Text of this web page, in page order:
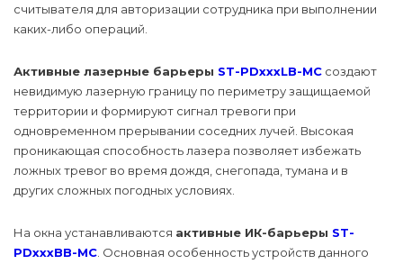
считывателя для авторизации сотрудника при выполнении
каких-либо операций.
Активные лазерные барьеры ST-PDхххLB-MC создают
невидимую лазерную границу по периметру защищаемой
территории и формируют сигнал тревоги при
одновременном прерывании соседних лучей. Высокая
проникающая способность лазера позволяет избежать
ложных тревог во время дождя, снегопада, тумана и в
других сложных погодных условиях.
На окна устанавливаются активные ИК-барьеры ST-
PDxxxBB-MC . Основная особенность устройств данного